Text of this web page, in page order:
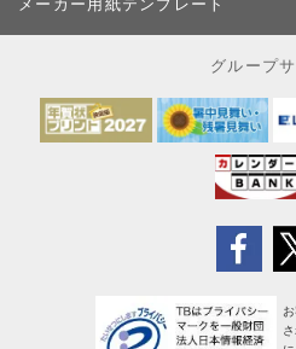
メーカー用紙テンプレート
グループ